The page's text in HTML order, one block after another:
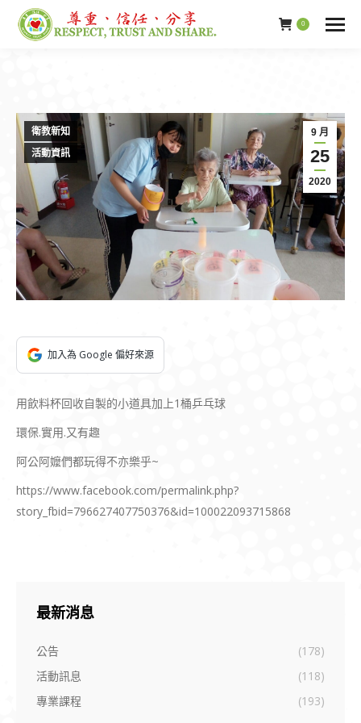
0
9 月
25
2020
衛教新知
活動資訊
加入為 Google 偏好來源
用飲料杯回收自製的小道具加上1桶乒乓球
環保.實用.又有趣
阿公阿嬤們都玩得不亦樂乎~
https://www.facebook.com/permalink.php?
story_fbid=796627407750376&id=100022093715868
最新消息
公告
(178)
活動訊息
(118)
專業課程
(193)